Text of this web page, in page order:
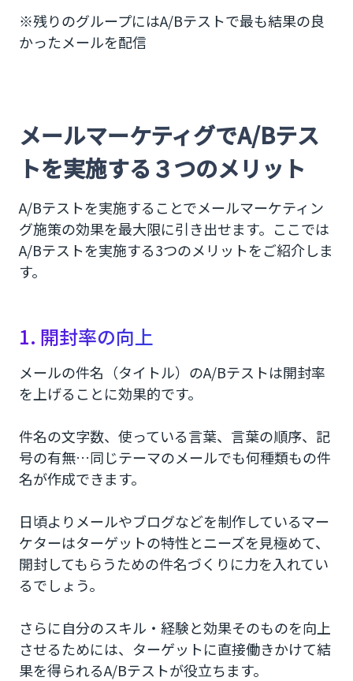
※残りのグループにはA/Bテストで最も結果の良
かったメールを配信
メールマーケティグでA/Bテス
トを実施する３つのメリット
A/Bテストを実施することでメールマーケティン
グ施策の効果を最大限に引き出せます。ここでは
A/Bテストを実施する3つのメリットをご紹介しま
す。
1. 開封率の向上
メールの件名（タイトル）のA/Bテストは開封率
を上げることに効果的です。
件名の文字数、使っている言葉、言葉の順序、記
号の有無…同じテーマのメールでも何種類もの件
名が作成できます。
日頃よりメールやブログなどを制作しているマー
ケターはターゲットの特性とニーズを見極めて、
開封してもらうための件名づくりに力を入れてい
るでしょう。
さらに自分のスキル・経験と効果そのものを向上
させるためには、ターゲットに直接働きかけて結
果を得られるA/Bテストが役立ちます。